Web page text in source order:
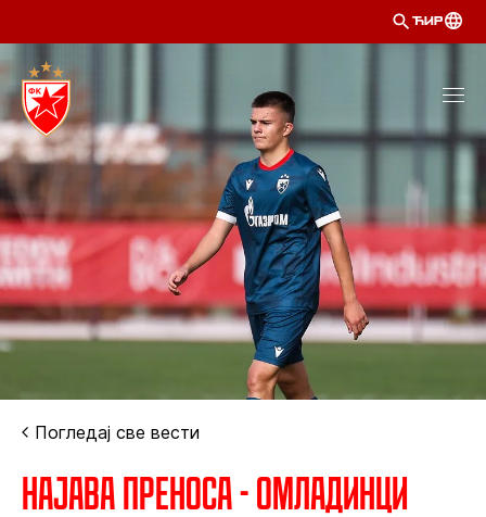
ЋИР
Погледај све вести
Најава преноса - Омладинци